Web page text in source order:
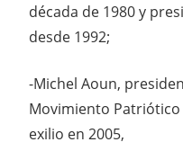
década de 1980 y
desde 1992;
-Michel Aoun,
Movimiento Patriótico
exilio en 2005,